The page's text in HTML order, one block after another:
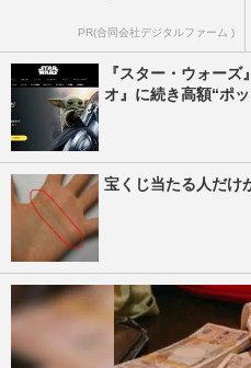
PR(合同会社デジタルファーム )
『スター・ウォー
オ』に続き高額“ポ
宝くじ当たる人だけ